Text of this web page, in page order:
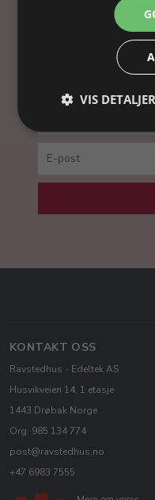
inspirasjon,
Ved å abonnere på
KONTAKT OSS
Ravstedhus - Edeltek AS
Husvikveien 14, 1 etasje
1443 Drøbak Norge
Org: 985 134 774
post@ravstedhus.no
+47 6983 7555
VIS DETALJER